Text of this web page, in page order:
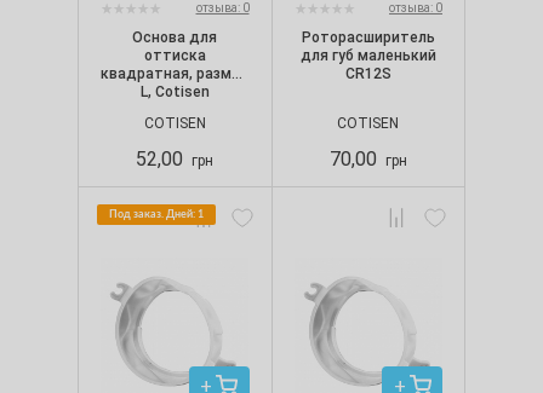
отзыва: 0
Основа для
оттиска
квадратная, размер
L, Cotisen
COTISEN
52,00 грн
отзыва: 0
Роторасширитель
для губ маленький
CR12S
COTISEN
70,00 грн
Под заказ. Дней: 1